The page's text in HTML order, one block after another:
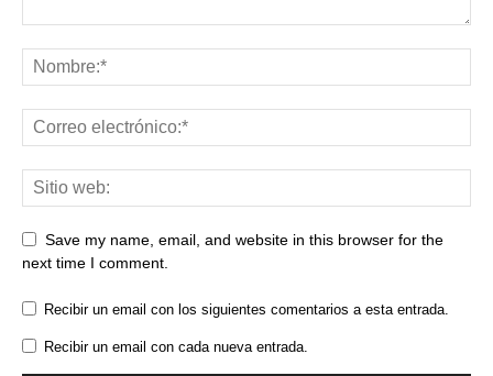
Save my name, email, and website in this browser for the
next time I comment.
Recibir un email con los siguientes comentarios a esta entrada.
Recibir un email con cada nueva entrada.